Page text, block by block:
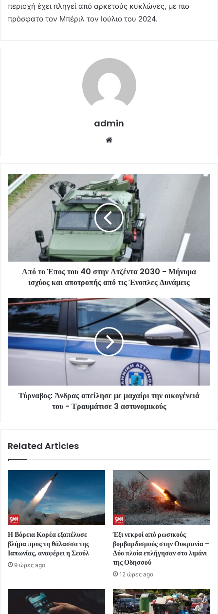
περιοχή έχει πληγεί από αρκετούς κυκλώνες, με πιο
πρόσφατο τον Μπέριλ τον Ιούλιο του 2024.
admin
Από το Έπος του 40 στην Ατζέντα 2030 - Μήνυμα
ισχύος και αποτροπής από τις Ένοπλες Δυνάμεις
Τύρναβος: Άνδρας απείλησε με μαχαίρι την οικογένειά
του - Τραυμάτισε 3 αστυνομικούς
Related Articles
Η Βόρεια Κορέα εξαπέλυσε
βλήμα προς τη θάλασσα της
Ιαπωνίας, αναφέρει η Σεούλ
9 ώρες ago
Έξι νεκροί από ρωσικούς
βομβαρδισμούς στην Ουκρανία –
Δύο πλοία επλήγησαν στο λιμάνι
της Οδησσού
12 ώρες ago